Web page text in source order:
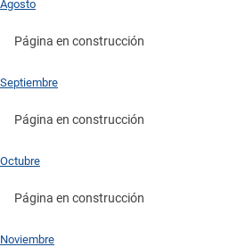
Agosto
Página en construcción
Septiembre
Página en construcción
Octubre
Página en construcción
Noviembre